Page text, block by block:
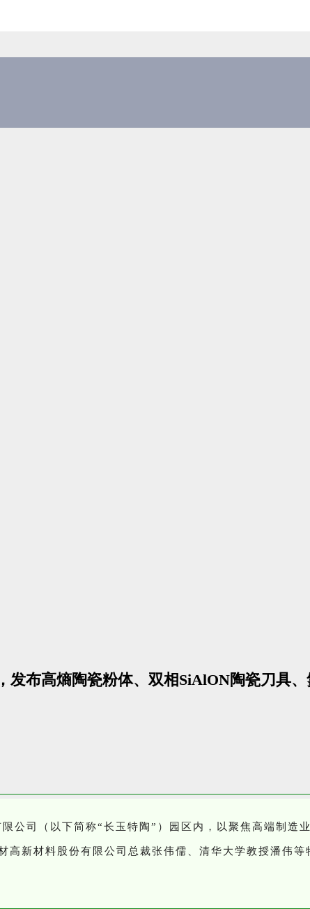
发布高熵陶瓷粉体、双相SiAlON陶瓷刀具
公司（以下简称“长玉特陶”）园区内，以聚焦高端制造
高新材料股份有限公司总裁张伟儒、清华大学教授潘伟